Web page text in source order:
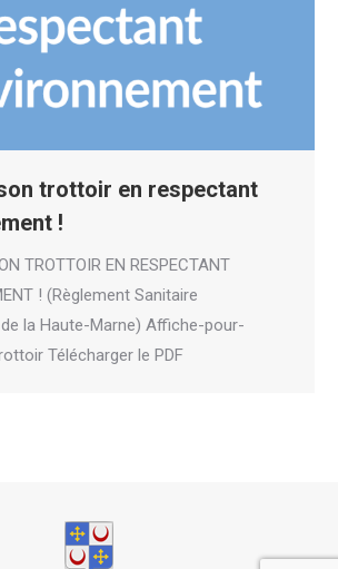
trottoir en respectant
!
TROTTOIR EN RESPECTANT
! (Règlement Sanitaire
la Haute-Marne) Affiche-pour-
Télécharger le PDF